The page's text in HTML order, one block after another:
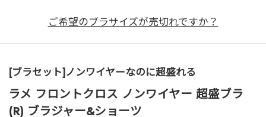
ご希望のブラサイズが売切れですか？
[ブラセット]ノンワイヤーなのに超盛れる
ラメ フロントクロス ノンワイヤー 超盛ブラ
(R) ブラジャー&ショーツ